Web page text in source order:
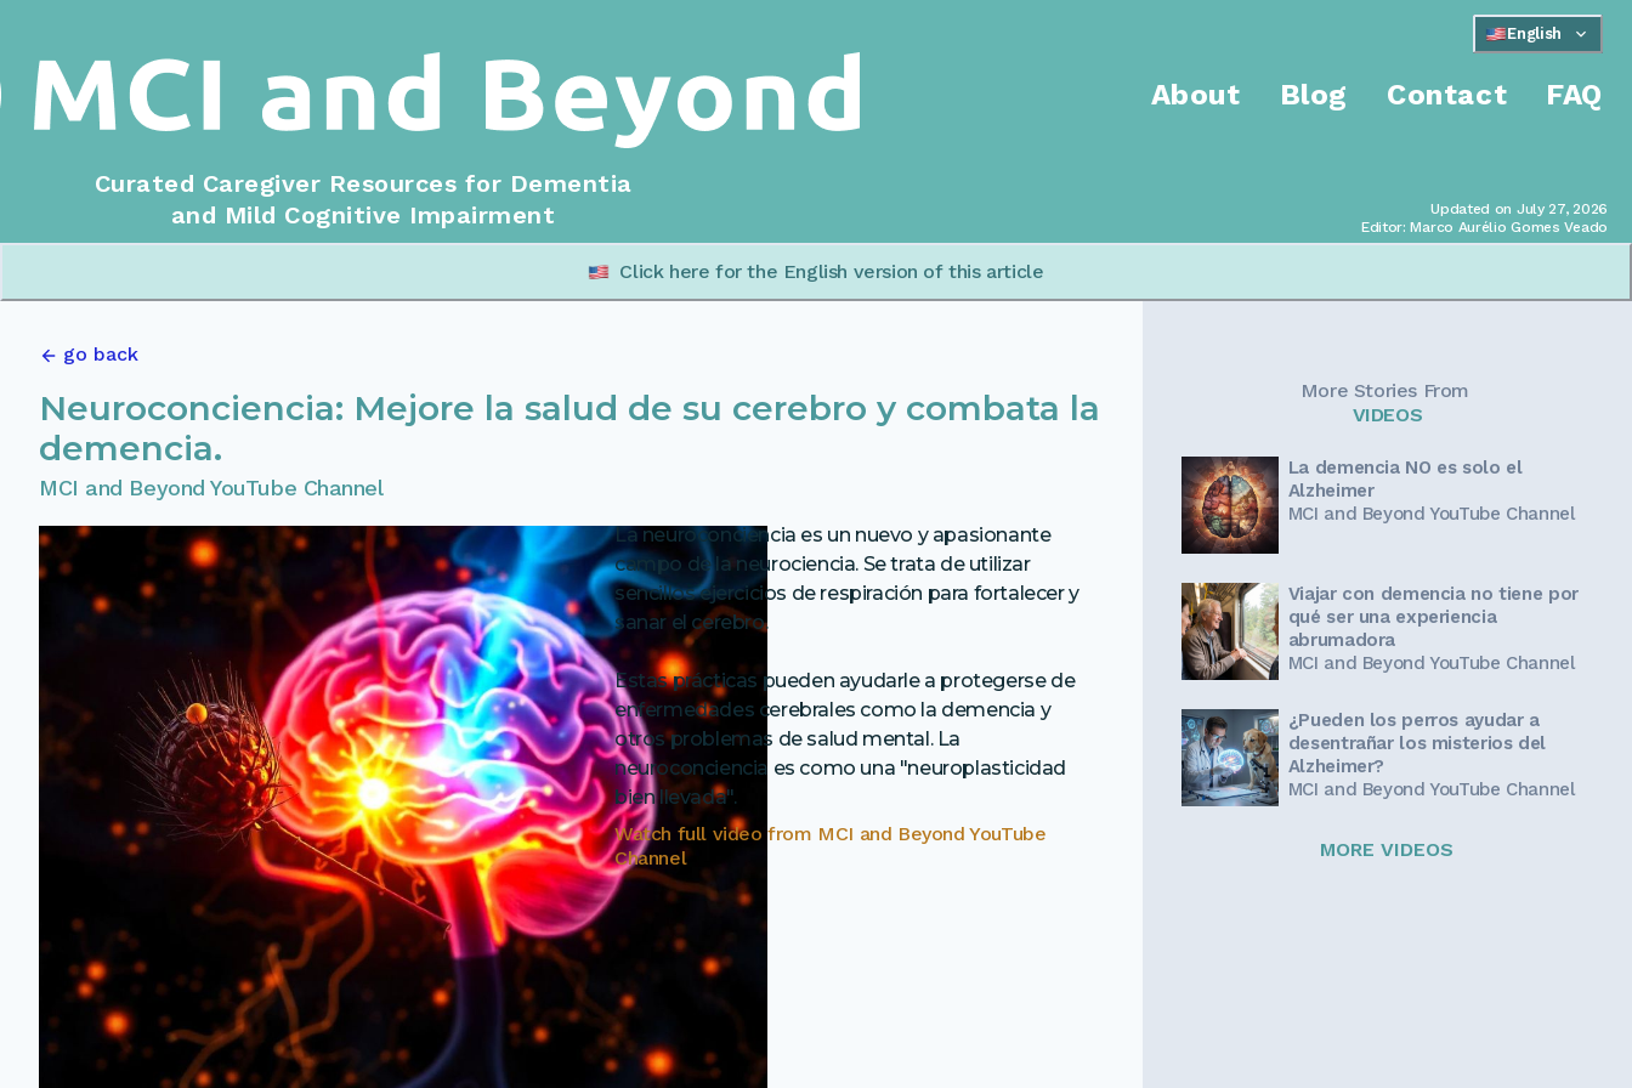
English
Updated on July 27, 2026
Editor: Marco Aurélio Gomes Veado
About Blog Contact FAQ
Curated Caregiver Resources for Dementia
and Mild Cognitive Impairment
Click here for the English version of this article
go back
Neuroconciencia: Mejore la salud de su cerebro y combata la
demencia.
MCI and Beyond YouTube Channel
La neuroconciencia es un nuevo y apasionante
campo de la neurociencia. Se trata de utilizar
sencillos ejercicios de respiración para fortalecer y
sanar el cerebro.
Estas prácticas pueden ayudarle a protegerse de
enfermedades cerebrales como la demencia y
otros problemas de salud mental. La
neuroconciencia es como una "neuroplasticidad
Watch full video from MCI and Beyond YouTube
Channel
More Stories From
VIDEOS
La demencia NO es solo el
Alzheimer
MCI and Beyond YouTube Channel
Viajar con demencia no tiene por
qué ser una experiencia
abrumadora
MCI and Beyond YouTube Channel
¿Pueden los perros ayudar a
desentrañar los misterios del
Alzheimer?
MCI and Beyond YouTube Channel
MORE VIDEOS